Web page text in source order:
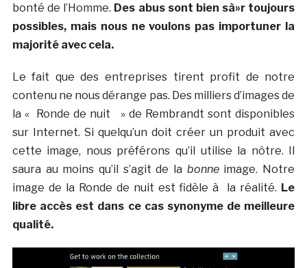
bonté de l’Homme. Des abus sont bien sà»r toujours
possibles, mais nous ne voulons pas importuner la
majorité avec cela.
Le fait que des entreprises tirent profit de notre
contenu ne nous dérange pas. Des milliers d’images de
la « Ronde de nuit » de Rembrandt sont disponibles
sur Internet. Si quelqu’un doit créer un produit avec
cette image, nous préférons qu’il utilise la nôtre. Il
saura au moins qu’il s’agit de la bonneimage. Notre
image de la Ronde de nuit est fidèle à la réalité. Le
libre accès est dans ce cas synonyme de meilleure
qualité.